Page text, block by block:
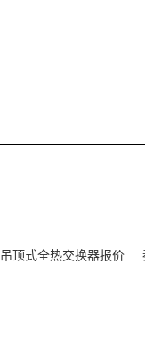
顶式全热交换器报价